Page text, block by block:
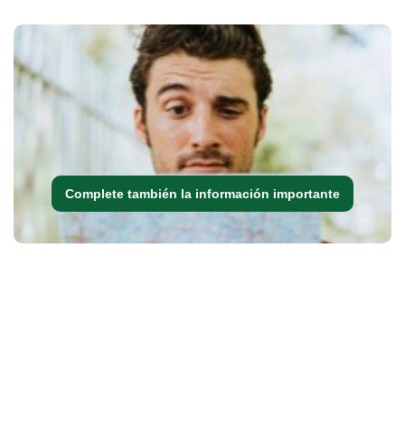
Complete también la información importante